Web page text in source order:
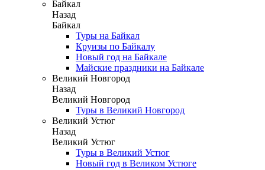
Байкал
Назад
Байкал
Туры на Байкал
Круизы по Байкалу
Новый год на Байкале
Майские праздники на Байкале
Великий Новгород
Назад
Великий Новгород
Туры в Великий Новгород
Великий Устюг
Назад
Великий Устюг
Туры в Великий Устюг
Новый год в Великом Устюге